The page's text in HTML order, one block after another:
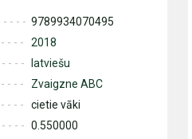
9789934070495
2018
latviešu
Zvaigzne ABC
cietie vāki
0.550000